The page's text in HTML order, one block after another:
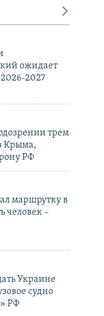
ожидает
2027
трем
Крыма,
РФ
маршрутку в
человек –
Украине
судно
РФ